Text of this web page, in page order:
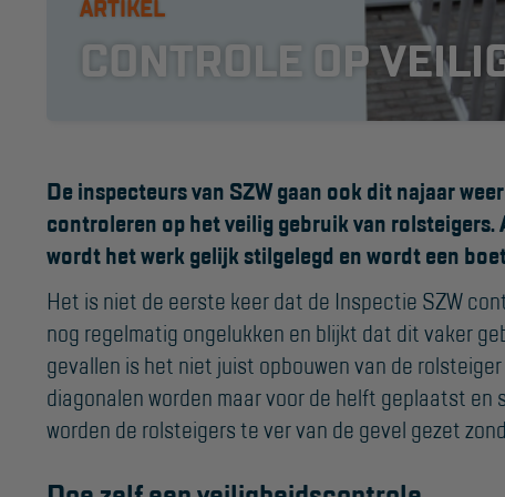
KEURING
Keuring en Inspectie
Ladders en
trappen
Steigers
OVER ONS
Vestigingen
Dealers
Werken bij ons
Product video's
Blog
ARTIKEL
CONTROLE OP
De inspecteurs van SZW gaan ook dit najaar
controleren op het veilig gebruik van
wordt het werk gelijk stilgelegd en wordt een
Het is niet de eerste keer dat de Inspectie SZW
nog regelmatig ongelukken en blijkt dat dit vaker
gevallen is het niet juist opbouwen van de
diagonalen worden maar voor de helft geplaatst
worden de rolsteigers te ver van de gevel gezet